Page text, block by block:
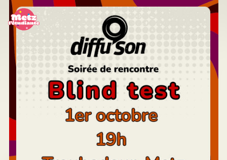
Panneau de gestion des cookies